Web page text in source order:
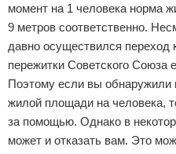
момент на 1 человека норма
9 метров соответственно.
давно осуществился переход
пережитки Советского Союза
Поэтому если вы
жилой площади на человека,
за помощью. Однако в
может и отказать вам. Это